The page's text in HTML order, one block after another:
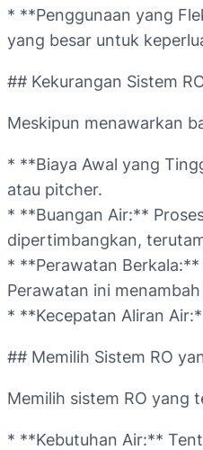
* **Penggunaan yang
yang besar untuk
## Kekurangan Sistem
Meskipun menawarkan
* **Biaya Awal yang
atau pitcher.
* **Buangan Air:**
dipertimbangkan,
* **Perawatan Berkala:**
Perawatan ini
* **Kecepatan Aliran
## Memilih Sistem RO
Memilih sistem RO yang
* **Kebutuhan Air:**